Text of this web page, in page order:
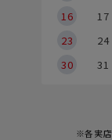
16
17
23
24
30
31
※各実